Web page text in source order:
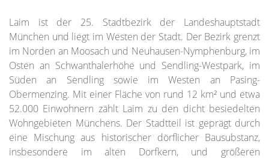
Laim ist der 25. Stadtbezirk der Landeshauptstadt
München und liegt im Westen der Stadt. Der Bezirk grenzt
im Norden an Moosach und Neuhausen-Nymphenburg, im
Osten an Schwanthalerhöhe und Sendling-Westpark, im
Süden an Sendling sowie im Westen an Pasing-
Obermenzing. Mit einer Fläche von rund 12 km² und etwa
52.000 Einwohnern zählt Laim zu den dicht besiedelten
Wohngebieten Münchens. Der Stadtteil ist geprägt durch
eine Mischung aus historischer dörflicher Bausubstanz,
insbesondere im alten Dorfkern, und größeren